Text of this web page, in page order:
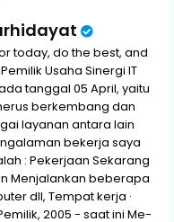
today, do the best, and
Usaha Sinergi IT
tanggal 05 April, yaitu
berkembang dan
layanan antara lain
bekerja saya
: Pekerjaan Sekarang
Menjalankan beberapa
dll, Tempat kerja ·
2005 - saat ini Me-